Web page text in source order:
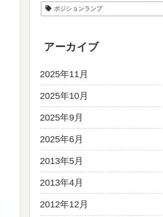
ポジションランプ
アーカイブ
2025年11月
2025年10月
2025年9月
2025年6月
2013年5月
2013年4月
2012年12月